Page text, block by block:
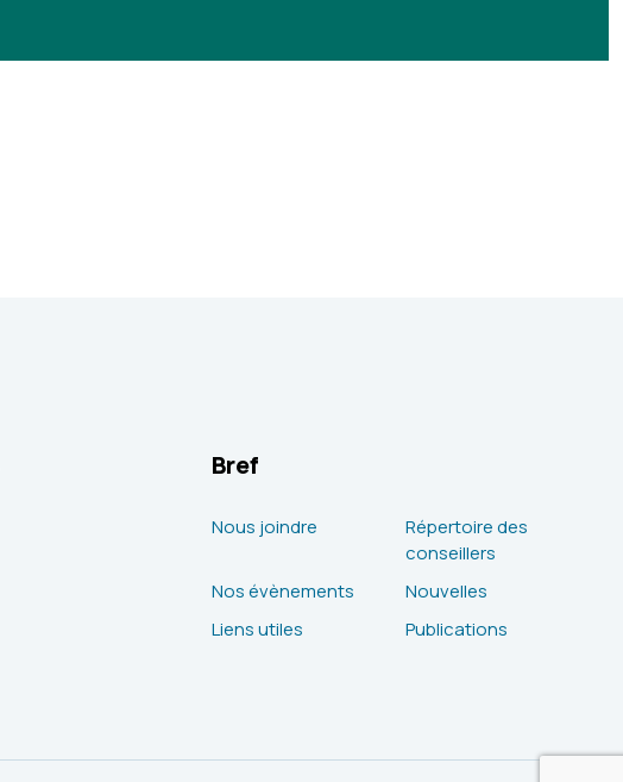
Bref
Nous joindre
Répertoire des
conseillers
Nos évènements
Nouvelles
Liens utiles
Publications